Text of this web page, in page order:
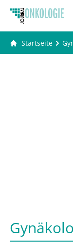
Startseite